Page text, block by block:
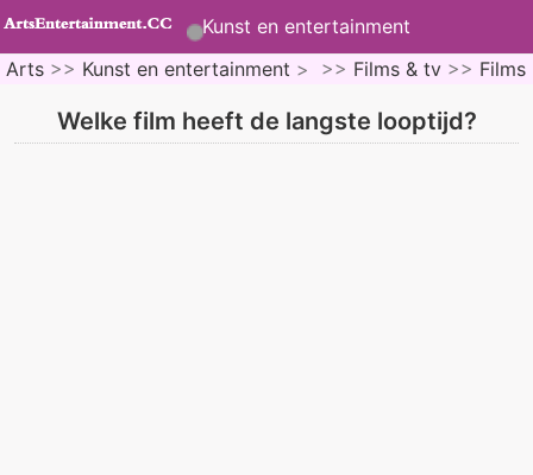
Kunst en entertainment
Arts >> Kunst en entertainment > >> Films & tv >> Films
Welke film heeft de langste looptijd?